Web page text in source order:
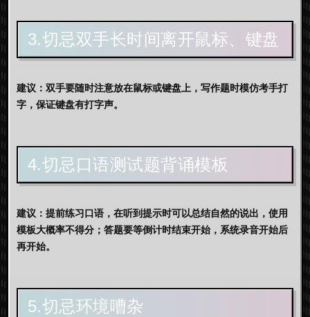
3.切忌双手长时间离开鼠标、键盘
建议：双手要随时注意放在鼠标或键盘上，写作题时模仿考手打
字，保证键盘有打字声。
4.切忌口语测试题背诵模板
建议：提前练习口语，在听到提示时可以总结自然的说出，使用
模板大概率不得分；答题要等倒计时结束开始，系统录音开始后
再开始。
5.切忌环境嘈杂